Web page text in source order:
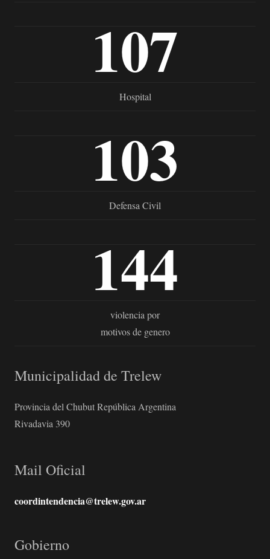
107
Hospital
103
Defensa Civil
144
violencia por
motivos de genero
Municipalidad de Trelew
Provincia del Chubut República Argentina
Rivadavia 390
Mail Oficial
coordintendencia@trelew.gov.ar
Gobierno